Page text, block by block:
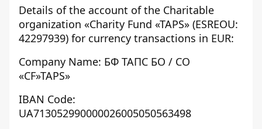
Details of the account of the Charitable
organization «Charity Fund «TAPS» (ESREOU:
42297939) for currency transactions in EUR:
Company Name: БФ TAПC БО / CO
«CF»TAPS»
IBAN Code:
UA713052990000026005050563498